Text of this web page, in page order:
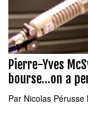
Pierre-Yves
bourse...on a
Par Nicolas Pérusse